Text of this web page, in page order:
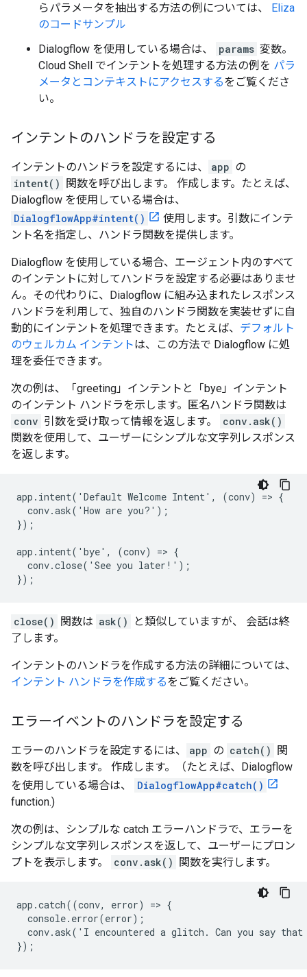
らパラメータを抽出する方法の例については、 Eliza
のコードサンプル
Dialogflow を使用している場合は、
params 変数。
Cloud Shell でインテントを処理する方法の例を パラ
メータとコンテキストにアクセスするをご覧くださ
い。
インテントのハンドラを設定する
インテントのハンドラを設定するには、 app の
intent() 関数を呼び出します。 作成します。たとえば、
Dialogflow を使用している場合は、
DialogflowApp#intent()
使用します。引数にインテ
ント名を指定し、ハンドラ関数を提供します。
Dialogflow を使用している場合、エージェント内のすべて
のインテントに対してハンドラを設定する必要はありませ
ん。その代わりに、Dialogflow に組み込まれたレスポンス
ハンドラを利用して、独自のハンドラ関数を実装せずに自
動的にインテントを処理できます。たとえば、 デフォルト
のウェルカム インテントは、この方法で Dialogflow に処
理を委任できます。
次の例は、「greeting」インテントと「bye」インテント
のインテント ハンドラを示します。匿名ハンドラ関数は
conv 引数を受け取って情報を返します。
conv.ask()
関数を使用して、ユーザーにシンプルな文字列レスポンス
を返します。
app.intent('Default Welcome Intent', (conv) => {
  conv.ask('How are you?');
});
app.intent('bye', (conv) => {
  conv.close('See you later!');
});
close() 関数は ask()
と類似していますが、 会話は終
了します。
インテントのハンドラを作成する方法の詳細については、
インテント ハンドラを作成するをご覧ください。
エラーイベントのハンドラを設定する
エラーのハンドラを設定するには、 app の catch() 関
数を呼び出します。 作成します。（たとえば、Dialogflow
を使用している場合は、
DialogflowApp#catch()
function.)
次の例は、シンプルな catch エラーハンドラで、エラーを
シンプルな文字列レスポンスを返して、ユーザーにプロン
プトを表示します。
conv.ask() 関数を実行します。
app.catch((conv, error) => {
  console.error(error);
conv.ask('I encountered a glitch. Can you say
});